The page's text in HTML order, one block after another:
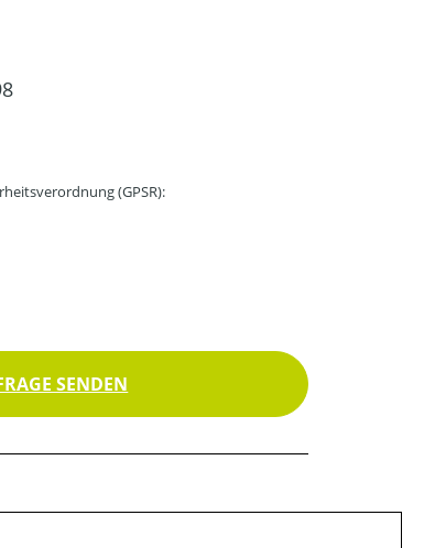
(GPSR):
SENDEN